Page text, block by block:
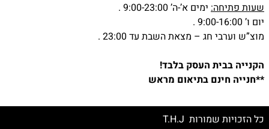
שעות פתיחה: ימים א’-ה’ 9:00-23:00 .
יום ו’ 9:00-16:00 .
מוצ”ש וערבי חג – מצאת השבת עד 23:00 .
הקנייה בבית העסק בלבד!
**חנייה חינם בתיאום מראש
כל הזכויות שמורות T.H.J